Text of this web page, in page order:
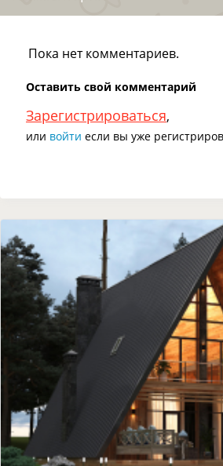
Пока нет комментариев.
Оставить свой комментарий
Зарегистрироваться,
или войти если вы уже